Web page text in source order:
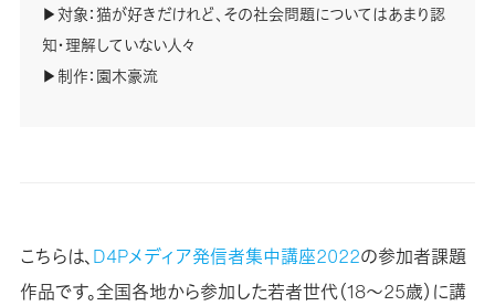
▶︎対象：猫が好きだけれど、その社会問題についてはあまり認
知・理解していない人々
▶︎制作：園木豪流
こちらは、 D4Pメディア発信者集中講座2022の参加者課題
作品です。全国各地から参加した若者世代（18～25歳）に講